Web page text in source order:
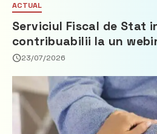
ACTUAL
Serviciul Fiscal de Stat
contribuabilii la un
privind calculul
23/07/2026